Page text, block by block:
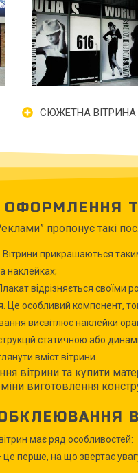
СЮЖЕТНА ВІТРИНА
ОФОРМЛЕННЯ
пропонує такі
прикрашаються
наклейках;
відрізняється своїми
Це особливий компонент,
висвітлює наклейки
статичною або
вміст вітрини.
вітрини та купити
виготовлення
має ряд особливостей:
це перше, на що звертає